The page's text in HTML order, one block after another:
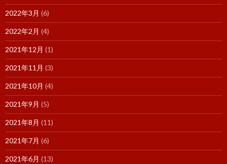
2022年3月 (6)
2022年2月 (4)
2021年12月 (1)
2021年11月 (3)
2021年10月 (4)
2021年9月 (5)
2021年8月 (11)
2021年7月 (6)
2021年6月 (13)